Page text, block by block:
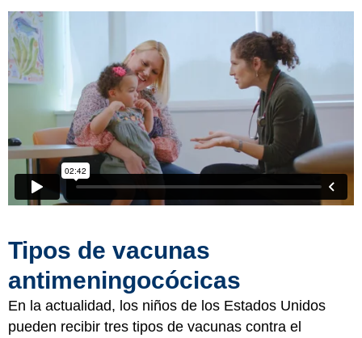
Tipos de vacunas
antimeningocócicas
En la actualidad, los niños de los Estados Unidos
pueden recibir tres tipos de vacunas contra el